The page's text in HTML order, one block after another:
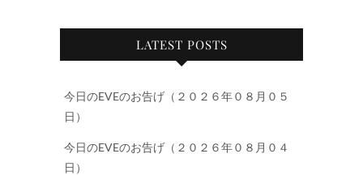
LATEST POSTS
今日のEVEのお告げ（２０２６年０８月０５
日）
今日のEVEのお告げ（２０２６年０８月０４
日）